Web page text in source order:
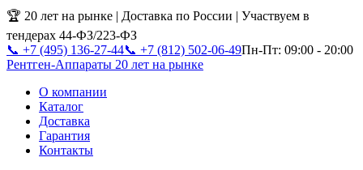
🏆 20 лет на рынке | Доставка по России | Участвуем в
тендерах 44-ФЗ/223-ФЗ
📞 +7 (495) 136-27-44📞 +7 (812) 502-06-49Пн-Пт: 09:00 - 20:00
Рентген-Аппараты 20 лет на рынке
О компании
Каталог
Доставка
Гарантия
Контакты